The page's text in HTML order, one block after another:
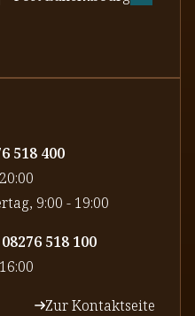
518 400
9:00 - 19:00
518 100
Zur Kontaktseite